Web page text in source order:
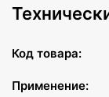
гайка
образец резины
оргстекло – 1 шт.
Код товара:
Применение: